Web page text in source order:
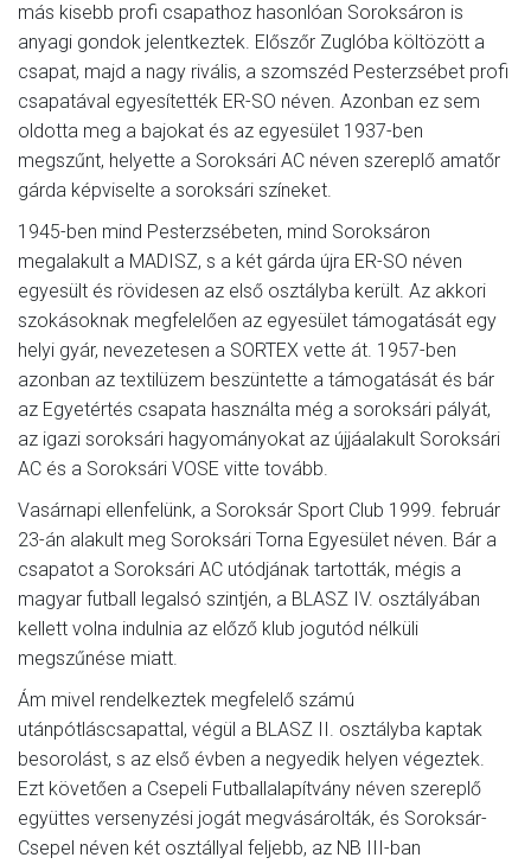
más kisebb profi csapathoz hasonlóan Soroksáron is
anyagi gondok jelentkeztek. Előszőr Zuglóba költözött a
csapat, majd a nagy rivális, a szomszéd Pesterzsébet profi
csapatával egyesítették ER-SO néven. Azonban ez sem
oldotta meg a bajokat és az egyesület 1937-ben
megszűnt, helyette a Soroksári AC néven szereplő amatőr
gárda képviselte a soroksári színeket.
1945-ben mind Pesterzsébeten, mind Soroksáron
megalakult a MADISZ, s a két gárda újra ER-SO néven
egyesült és rövidesen az első osztályba került. Az akkori
szokásoknak megfelelően az egyesület támogatását egy
helyi gyár, nevezetesen a SORTEX vette át. 1957-ben
azonban az textilüzem beszüntette a támogatását és bár
az Egyetértés csapata használta még a soroksári pályát,
az igazi soroksári hagyományokat az újjáalakult Soroksári
AC és a Soroksári VOSE vitte tovább.
Vasárnapi ellenfelünk, a Soroksár Sport Club 1999. február
23-án alakult meg Soroksári Torna Egyesület néven. Bár a
csapatot a Soroksári AC utódjának tartották, mégis a
magyar futball legalsó szintjén, a BLASZ IV. osztályában
kellett volna indulnia az előző klub jogutód nélküli
megszűnése miatt.
Ám mivel rendelkeztek megfelelő számú
utánpótláscsapattal, végül a BLASZ II. osztályba kaptak
besorolást, s az első évben a negyedik helyen végeztek.
Ezt követően a Csepeli Futballalapítvány néven szereplő
együttes versenyzési jogát megvásárolták, és Soroksár-
Csepel néven két osztállyal feljebb, az NB III-ban